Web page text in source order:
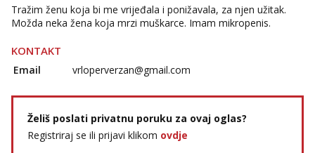
Tražim ženu koja bi me vrijeđala i ponižavala, za njen užitak.
Možda neka žena koja mrzi muškarce. Imam mikropenis.
KONTAKT
Email vrloperverzan@gmail.com
Želiš poslati privatnu poruku za ovaj oglas?
Registriraj se ili prijavi klikom ovdje